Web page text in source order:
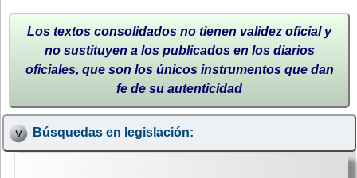
Los textos consolidados no tienen validez oficial y
no sustituyen a los publicados en los diarios
oficiales, que son los únicos instrumentos que dan
fe de su autenticidad
Búsquedas en legislación: